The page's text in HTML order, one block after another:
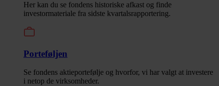
Her kan du se fondens historiske afkast og finde
investormateriale fra sidste kvartalsrapportering.
Porteføljen
Se fondens aktieportefølje og hvorfor, vi har valgt at investere
i netop de virksomheder.